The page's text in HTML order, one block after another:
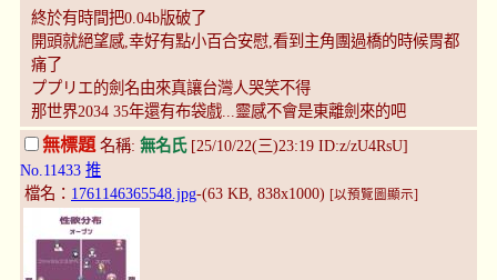
終於有時間把0.04b版破了
開頭就絕望感,幸好有點小百合安慰,看到主角團過橋的時候胃都
痛了
ププリエ的劍名由來真讓台灣人哭笑不得
那世界2034 35年還有布袋戲...靈感不會是東離劍來的吧
無標題名稱: 無名氏[25/10/22(三)23:19 ID:z/zU4RsU]
No.11433 推
檔名： 1761146365548.jpg-(63 KB, 838x1000) [以預覽圖顯示]